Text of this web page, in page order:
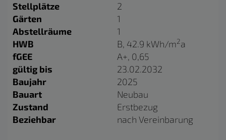
Stellplätze
2
Gärten
1
Abstellräume
1
HWB
B, 42.9 kWh/m2a
fGEE
A+, 0,65
gültig bis
23.02.2032
Baujahr
2025
Bauart
Neubau
Zustand
Erstbezug
Beziehbar
nach Vereinbarung